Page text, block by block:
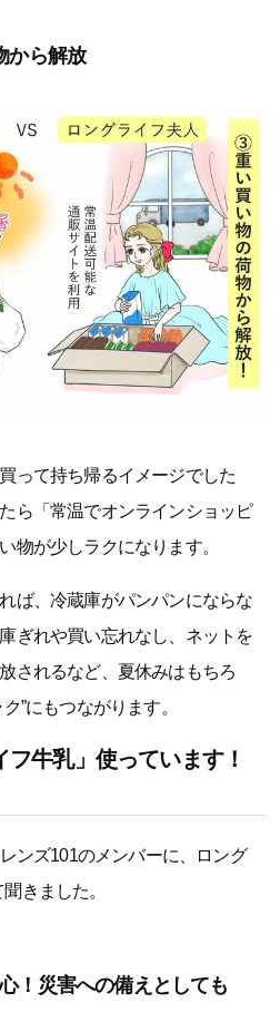
から解放
って持ち帰るイメージでした
ら「常温でオンラインショッピ
物が少しラクになります。
ば、冷蔵庫がパンパンにならな
ぎれや買い忘れなし、ネットを
されるなど、夏休みはもちろ
”にもつながります。
牛乳」使っています！
ンズ101のメンバーに、ロング
きました。
！災害への備えとしても